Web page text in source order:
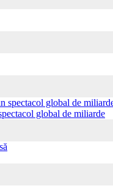
global de miliarde